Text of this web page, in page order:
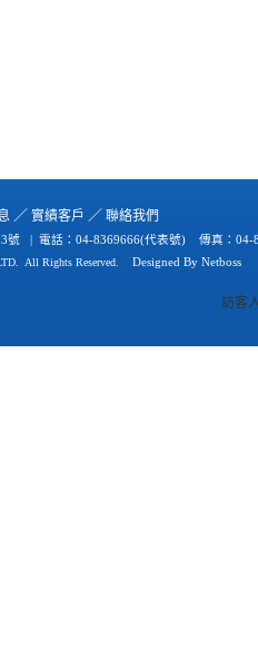
／ 實績客戶 ／ 聯絡我們
號 | 電話： 04-8369666(代表號) 傳真：04-
All Rights Reserved. Designed By Netboss
訪客